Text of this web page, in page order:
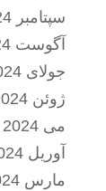
سپتامبر 2024
آگوست 2024
جولای 2024
ژوئن 2024
می 2024
آوریل 2024
مارس 2024